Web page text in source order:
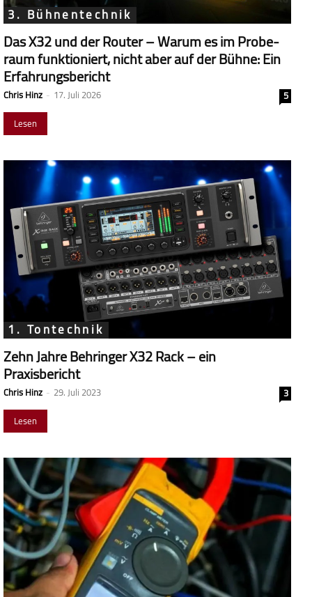
3. Bühnentechnik
Das X32 und der Router – Warum es im Probe­
raum funk­tio­niert, nicht aber auf der Bühne: Ein
Erfahrungsbericht
Chris Hinz - 17. Juli 2026
5
Lesen
1. Tontechnik
Zehn Jahre Behringer X32 Rack – ein
Praxisbericht
Chris Hinz - 29. Juli 2023
3
Lesen